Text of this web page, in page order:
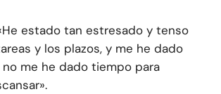
estado tan estresado y tenso
y los plazos, y me he dado
me he dado tiempo para